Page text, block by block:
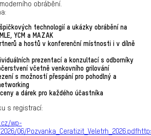
obrábění.
technologií a ukázky obrábění na
YCM a MAZAK
a hostů v konferenční místnosti i v dílně
prezentací a konzultací s odborníky
včetně venkovního grilování
s možností přespání pro pohodlný a
a dárek pro každého účastníka
s registrací:
wp-
06/